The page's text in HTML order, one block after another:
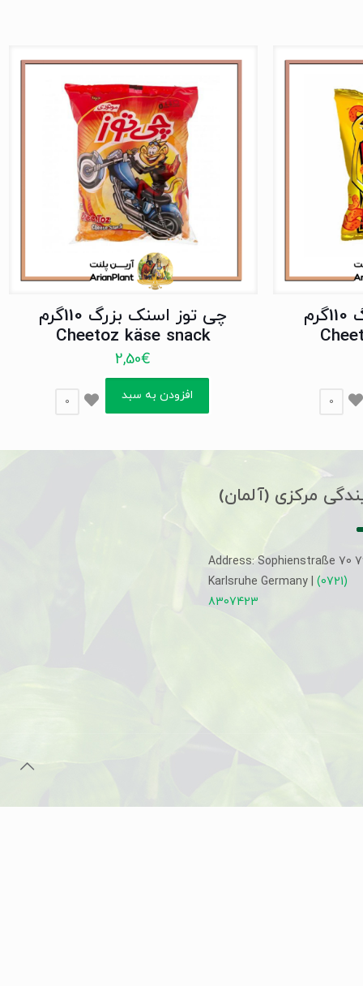
چی توز اسنک بزرگ 110گرم
0
چی توز اسنک بزرگ 110گرم
Cheetoz käse snack
2,50€
افزودن به سبد 0
مرکزی (آلمان)
Address: Sophienstraße 70
Karlsruhe Germany | (0721)
8307423